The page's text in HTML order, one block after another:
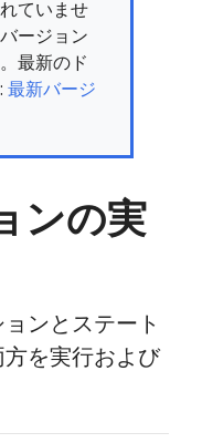
ていませ
ージョン
最新のド
最新バージ
ンの実
ンとステート
を実行および